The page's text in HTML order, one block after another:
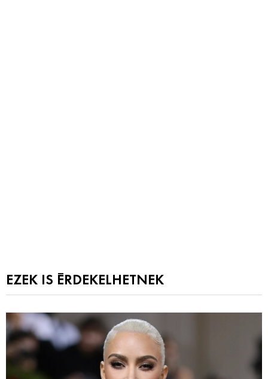
EZEK IS ÉRDEKELHETNEK